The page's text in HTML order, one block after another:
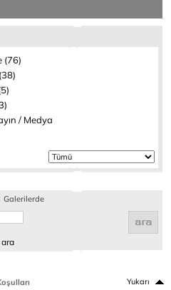
(76)
/ Medya
Galerilerde
ara
Yukarı